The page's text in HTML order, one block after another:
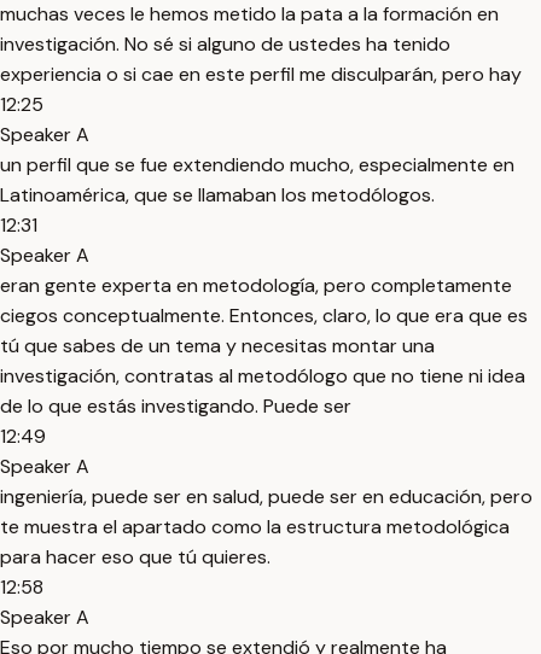
muchas veces le hemos metido la pata a la formación en
investigación. No sé si alguno de ustedes ha tenido
experiencia o si cae en este perfil me disculparán, pero hay
12:25
Speaker A
un perfil que se fue extendiendo mucho, especialmente en
Latinoamérica, que se llamaban los metodólogos.
12:31
Speaker A
eran gente experta en metodología, pero completamente
ciegos conceptualmente. Entonces, claro, lo que era que es
tú que sabes de un tema y necesitas montar una
investigación, contratas al metodólogo que no tiene ni idea
de lo que estás investigando. Puede ser
12:49
Speaker A
ingeniería, puede ser en salud, puede ser en educación, pero
te muestra el apartado como la estructura metodológica
para hacer eso que tú quieres.
12:58
Speaker A
Eso por mucho tiempo se extendió y realmente ha